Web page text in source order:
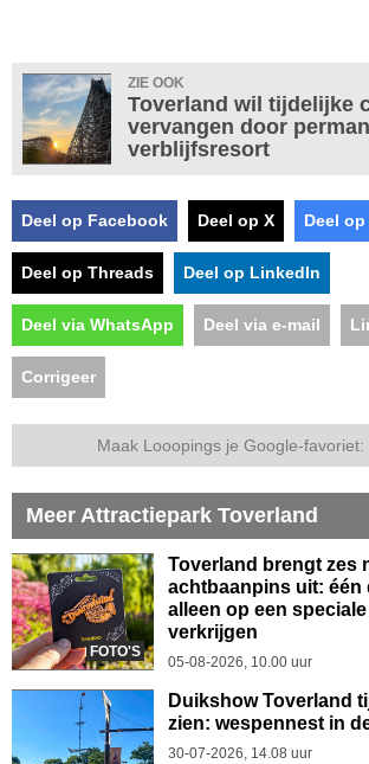
ZIE OOK
Toverland wil tijdelijke
vervangen door
verblijfsresort
Deel op Facebook Deel op X Deel
Deel op Threads Deel op LinkedIn
Deel via WhatsApp Deel via e-mail
Corrigeer
Maak Looopings je Google-favoriet:
Meer Attractiepark Toverland
FOTO'S
Toverland brengt zes
achtbaanpins uit: één
alleen op een
verkrijgen
05-08-2026, 10.00 uur
Duikshow Toverland
zien: wespennest in
30-07-2026, 14.08 uur